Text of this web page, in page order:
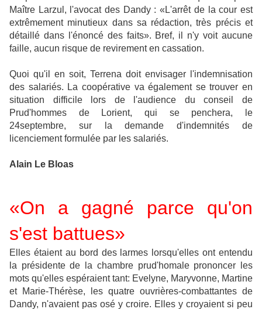
Maître Larzul, l'avocat des Dandy : «L'arrêt de la cour est
extrêmement minutieux dans sa rédaction, très précis et
détaillé dans l'énoncé des faits». Bref, il n'y voit aucune
faille, aucun risque de revirement en cassation.
Quoi qu'il en soit, Terrena doit envisager l'indemnisation
des salariés. La coopérative va également se trouver en
situation difficile lors de l'audience du conseil de
Prud'hommes de Lorient, qui se penchera, le
24septembre, sur la demande d'indemnités de
licenciement formulée par les salariés.
Alain Le Bloas
«On a gagné parce qu'on
s'est battues»
Elles étaient au bord des larmes lorsqu'elles ont entendu
la présidente de la chambre prud'homale prononcer les
mots qu'elles espéraient tant: Evelyne, Maryvonne, Martine
et Marie-Thérèse, les quatre ouvrières-combattantes de
Dandy, n'avaient pas osé y croire. Elles y croyaient si peu